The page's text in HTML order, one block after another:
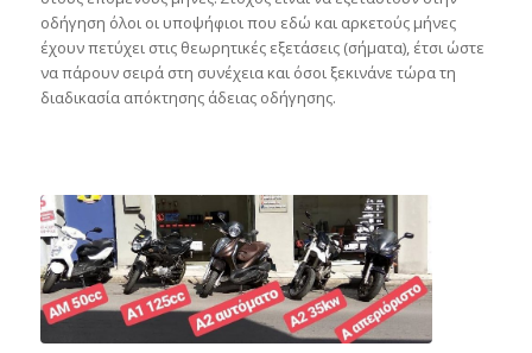
οδήγηση όλοι οι υποψήφιοι που εδώ και αρκετούς μήνες
έχουν πετύχει στις θεωρητικές εξετάσεις (σήματα), έτσι ώστε
να πάρουν σειρά στη συνέχεια και όσοι ξεκινάνε τώρα τη
διαδικασία απόκτησης άδειας οδήγησης.